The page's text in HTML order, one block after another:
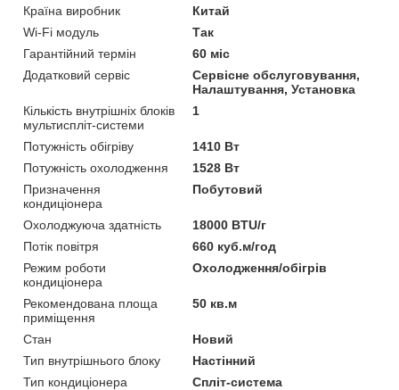
Країна виробник
Китай
Wi-Fi модуль
Так
Гарантійний термін
60 міс
Додатковий сервіс
Сервісне обслуговування,
Налаштування, Установка
Кількість внутрішніх блоків
мультиспліт-системи
1
Потужність обігріву
1410 Вт
Потужність охолодження
1528 Вт
Призначення
кондиціонера
Побутовий
Охолоджуюча здатність
18000 BTU/г
Потік повітря
660 куб.м/год
Режим роботи
кондиціонера
Охолодження/обігрів
Рекомендована площа
приміщення
50 кв.м
Стан
Новий
Тип внутрішнього блоку
Настінний
Тип кондиціонера
Спліт-система